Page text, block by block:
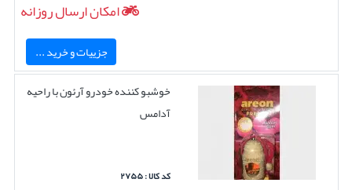
امکان ارسال روزانه
جزییات و خرید ...
خوشبو کننده خودرو آرئون با راحیه
آدامس
کد کالا : ۲۷۵۵